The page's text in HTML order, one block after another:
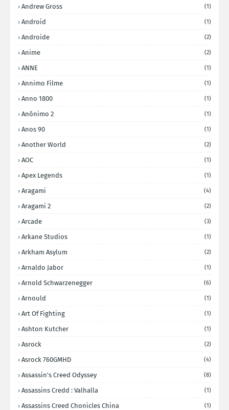
Andrew Gross (1)
Android (1)
Androide (2)
Anime (2)
ANNE (1)
Annimo Filme (1)
Anno 1800 (1)
Anônimo 2 (1)
Anos 90 (1)
Another World (2)
AOC (1)
Apex Legends (1)
Aragami (4)
Aragami 2 (2)
Arcade (3)
Arkane Studios (1)
Arkham Asylum (2)
Arnaldo Jabor (1)
Arnold Schwarzenegger (6)
Arnould (1)
Art Of Fighting (1)
Ashton Kutcher (1)
Asrock (2)
Asrock 760GMHD (4)
Assassin's Creed Odyssey (8)
Assassins Credd : Valhalla (1)
Assassins Creed Chonicles China (1)